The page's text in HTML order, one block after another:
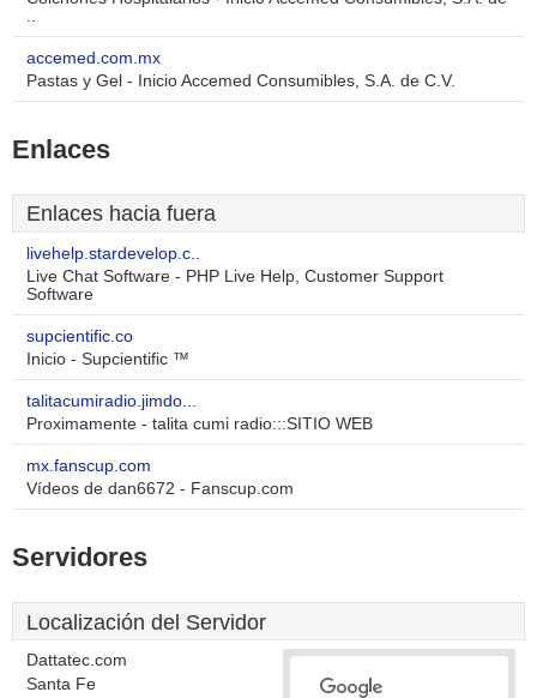
..
accemed.com.mx
Pastas y Gel - Inicio Accemed Consumibles, S.A. de C.V.
Enlaces
Enlaces hacia fuera
livehelp.stardevelop.c..
Live Chat Software - PHP Live Help, Customer Support
Software
supcientific.co
Inicio - Supcientific ™
talitacumiradio.jimdo...
Proximamente - talita cumi radio:::SITIO WEB
mx.fanscup.com
Vídeos de dan6672 - Fanscup.com
Servidores
Localización del Servidor
Dattatec.com
Santa Fe